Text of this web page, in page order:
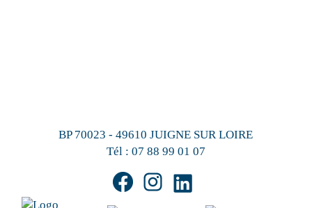
BP 70023 - 49610 JUIGNE SUR LOIRE
Tél : 07 88 99 01 07